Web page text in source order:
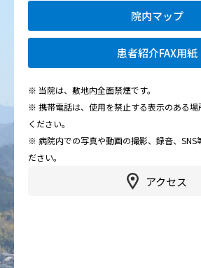
アクセス
院内マップ
患者紹介FAX用紙
※ 当院は、敷地内全面禁煙です。
※ 携帯電話は、使用を禁止する表示のある場
ください。
※ 病院内での写真や動画の撮影、録音、SNS
ださい。